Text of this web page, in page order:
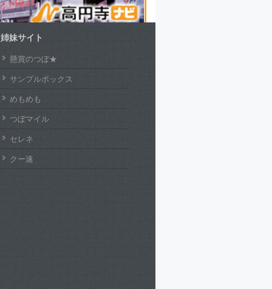
姉妹サイト
懸賞のつぼ★
サンプルボックス
めもめも
つぼマイル
セレネ
クー速